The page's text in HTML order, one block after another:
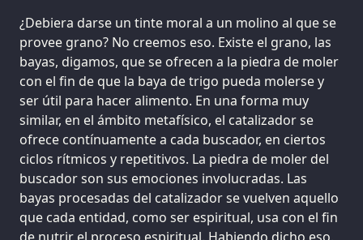
¿Debiera darse un tinte moral a un molino al que se
provee grano? No creemos eso. Existe el grano, las
bayas, digamos, que se ofrecen a la piedra de moler
con el fin de que la baya de trigo pueda molerse y
ser útil para hacer alimento. En una forma muy
similar, en el ámbito metafísico, el catalizador se
ofrece contínuamente a cada buscador, en ciertos
ciclos rítmicos y repetitivos. La piedra de moler del
buscador son sus emociones involucradas. Las
bayas procesadas del catalizador se vuelven aquello
que cada entidad, como ser espiritual, usa con el fin